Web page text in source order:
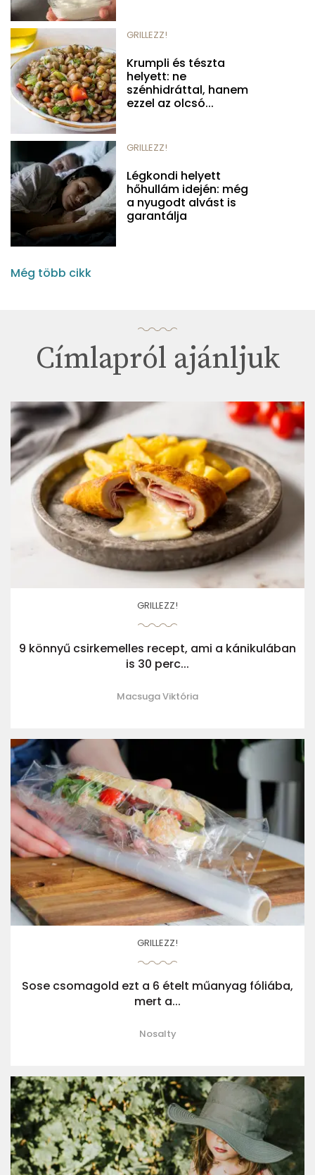
GRILLEZZ!
Krumpli és tészta
helyett: ne
szénhidráttal, hanem
ezzel az olcsó...
GRILLEZZ!
Légkondi helyett
hőhullám idején: még
a nyugodt alvást is
garantálja
Még több cikk
Címlapról ajánljuk
GRILLEZZ!
9 könnyű csirkemelles recept, ami a kánikulában
is 30 perc...
Macsuga Viktória
GRILLEZZ!
Sose csomagold ezt a 6 ételt műanyag fóliába,
mert a...
Nosalty